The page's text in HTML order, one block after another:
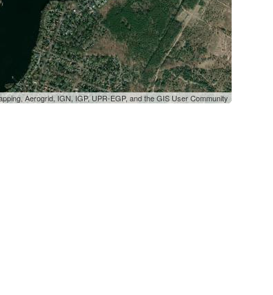
Aerogrid, IGN, IGP, UPR-EGP, and the GIS User Community